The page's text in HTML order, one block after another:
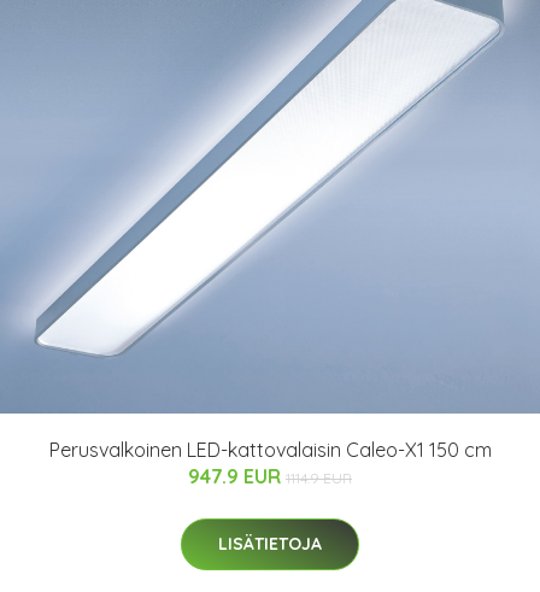
Perusvalkoinen LED-kattovalaisin Caleo-X1 150 cm
947.9 EUR 1114.9 EUR
LISÄTIETOJA